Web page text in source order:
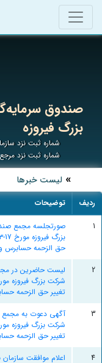
صندوق
بزرگ فیروزه
شماره ثبت نزد
شماره ثبت نزد
لیست خبرها
ردیف توضیحات
1
صورتجلسه مجمع
حق الزحمه حسابرس
2
لیست حاضرین در
تغییر حق الزحمه
3
آگهی دعوت به
تغییر حق الزحمه
4
اعلام موافقت